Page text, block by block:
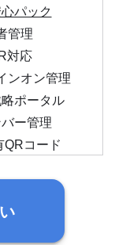
パック
管理
対応
ンオン管理
ポータル
ー管理
コード